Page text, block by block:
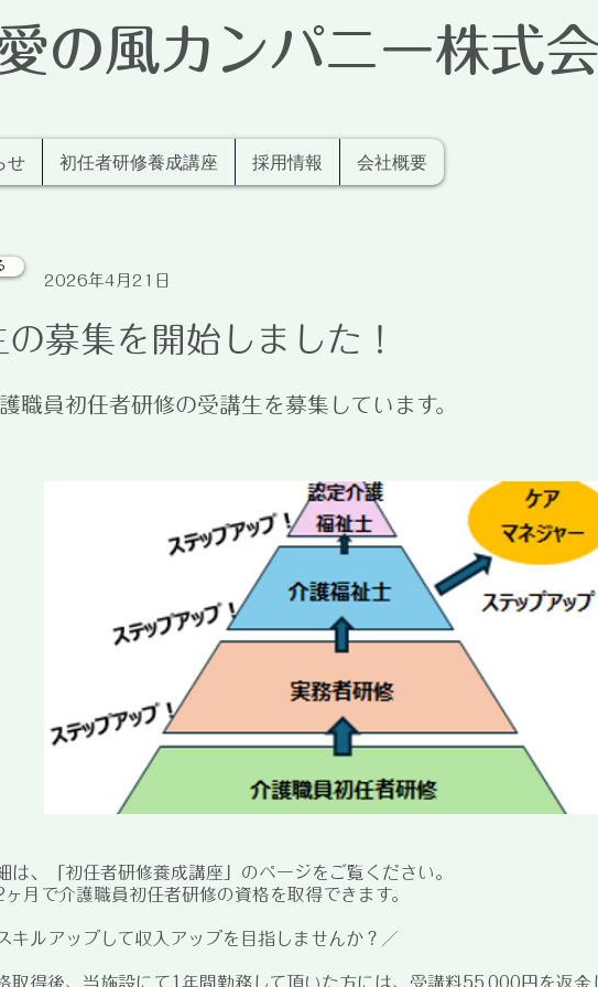
の風カンパニー株式
せ 初任者研修養成講座 採用情報 会社概要
2026年4月21日
募集を開始しました！
職員初任者研修の受講生を募集しています。
は、「初任者研修養成講座」のページをご覧ください。
ヶ月で介護職員初任者研修の資格を取得できます。
キルアップして収入アップを目指しませんか？／
取得後、当施設にて1年間勤務して頂いた方には、受講料55,000円を返金